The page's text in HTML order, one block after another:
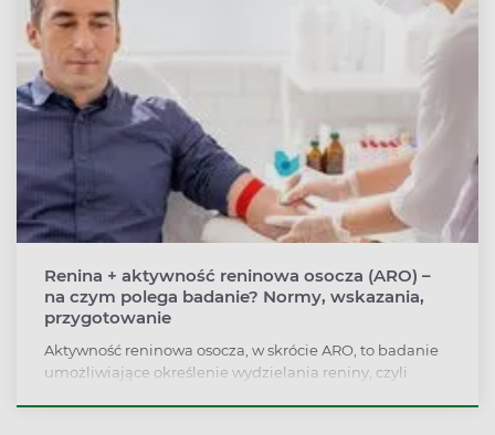
Renina + aktywność reninowa osocza (ARO) –
na czym polega badanie? Normy, wskazania,
przygotowanie
Aktywność reninowa osocza, w skrócie ARO, to badanie
umożliwiające określenie wydzielania reniny, czyli